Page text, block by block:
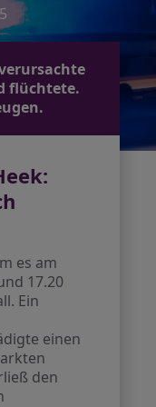
flüchtete.
es am
17.20
Ein
einen
den